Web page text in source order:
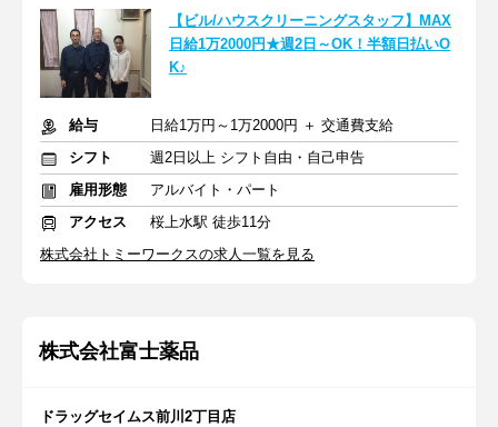
【ビル/ハウスクリーニングスタッフ】MAX
日給1万2000円★週2日～OK！半額日払いO
K♪
給与
日給1万円～1万2000円 ＋ 交通費支給
シフト
週2日以上 シフト自由・自己申告
雇用形態
アルバイト・パート
アクセス
桜上水駅 徒歩11分
株式会社トミーワークスの求人一覧を見る
株式会社富士薬品
ドラッグセイムス前川2丁目店